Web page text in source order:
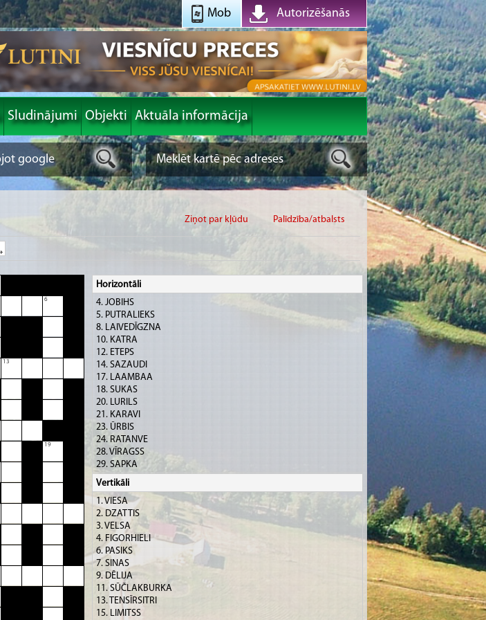
Autorizēšanās
Mob
Sludinājumi Objekti Aktuāla informācija
Palīdzība/atbalsts
Ziņot par kļūdu
6
13
19
Horizontāli
4. JOBIHS
5. PUTRALIEKS
8. LAIVEDĪGZNA
10. KATRA
12. ETEPS
14. SAZAUDI
17. LAAMBAA
18. SUKAS
20. LURILS
21. KARAVI
23. ŪRBIS
24. RATANVE
28. VĪRAGSS
29. SAPKA
31. TRISA
32. NĀZUTIKTAIS
33. MADAMARETS
34. SUDALS
Vertikāli
1. VIESA
2. DZATTIS
3. VELSA
4. FIGORHIELI
6. PASIKS
7. SINAS
9. DĒLIJA
11. SŪČLAKBURKA
13. TENSĪRSITRI
15. LIMITSS